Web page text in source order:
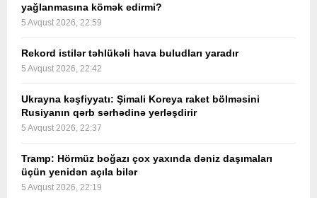
yağlanmasına kömək edirmi?
5 Avqust 2026, 22:59
Rekord istilər təhlükəli hava buludları yaradır
5 Avqust 2026, 22:42
Ukrayna kəşfiyyatı: Şimali Koreya raket bölməsini
Rusiyanın qərb sərhədinə yerləşdirir
5 Avqust 2026, 22:37
Tramp: Hörmüz boğazı çox yaxında dəniz daşımaları
üçün yenidən açıla bilər
5 Avqust 2026, 22:19